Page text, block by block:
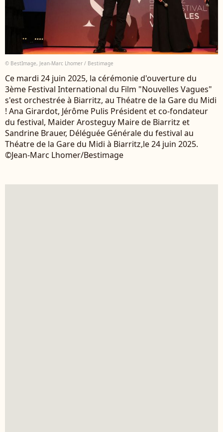
© BestImage, Jean-Marc Lhomer / Bestimage
Ce mardi 24 juin 2025, la cérémonie d'ouverture du
3ème Festival International du Film "Nouvelles Vagues"
s'est orchestrée à Biarritz, au Théatre de la Gare du Midi
! Ana Girardot, Jérôme Pulis Président et co-fondateur
du festival, Maider Arosteguy Maire de Biarritz et
Sandrine Brauer, Déléguée Générale du festival au
Théatre de la Gare du Midi à Biarritz,le 24 juin 2025.
©Jean-Marc Lhomer/Bestimage